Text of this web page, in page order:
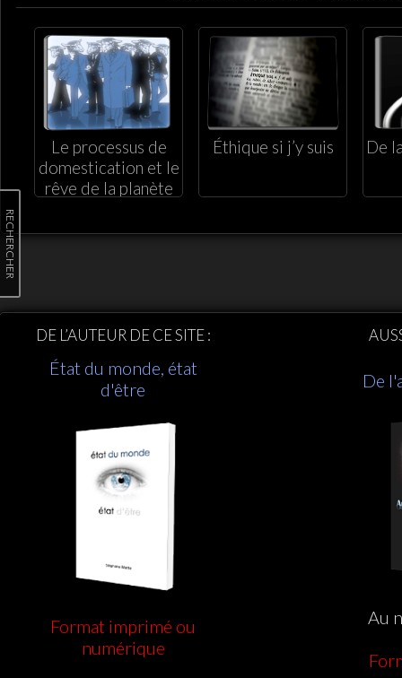
Le processus de
domestication et le
rêve de la planète
Éthique si j’y suis De
DE L’AUTEUR DE CE SITE :
État du monde, état
d'être
Format imprimé ou
numérique
De
Au
RECHERCHER